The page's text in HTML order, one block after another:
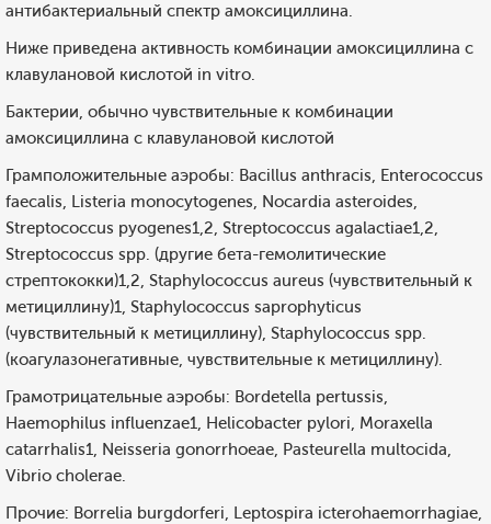
антибактериальный спектр амоксициллина.
Ниже приведена активность комбинации амоксициллина с
клавулановой кислотой in vitro.
Бактерии, обычно чувствительные к комбинации
амоксициллина с клавулановой кислотой
Грамположительные аэробы: Bacillus anthracis, Enterococcus
faecalis, Listeria monocytogenes, Nocardia asteroides,
Streptococcus pyogenes1,2, Streptococcus agalactiae1,2,
Streptococcus spp. (другие бета-гемолитические
стрептококки)1,2, Staphylococcus aureus (чувствительный к
метициллину)1, Staphylococcus saprophyticus
(чувствительный к метициллину), Staphylococcus spp.
(коагулазонегативные, чувствительные к метициллину).
Грамотрицательные аэробы: Bordetella pertussis,
Haemophilus influenzae1, Helicobacter pylori, Moraxella
catarrhalis1, Neisseria gonorrhoeae, Pasteurella multocida,
Vibrio cholerae.
Прочие: Borrelia burgdorferi, Leptospira icterohaemorrhagiae,